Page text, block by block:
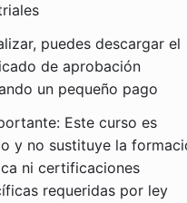
puedes descargar el
de aprobación
un pequeño pago
Este curso es
y no sustituye la
ni certificaciones
requeridas por ley